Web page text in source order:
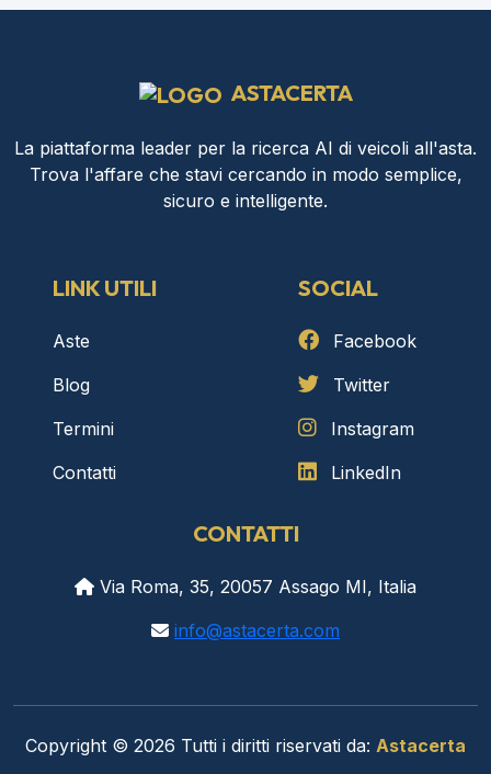
ASTACERTA
La piattaforma leader per la ricerca AI di veicoli all'asta.
Trova l'affare che stavi cercando in modo semplice,
sicuro e intelligente.
LINK UTILI
Aste
Blog
Termini
Contatti
SOCIAL
Facebook
Twitter
Instagram
LinkedIn
CONTATTI
Via Roma, 35, 20057 Assago MI, Italia
info@astacerta.com
Copyright © 2026 Tutti i diritti riservati da: Astacerta